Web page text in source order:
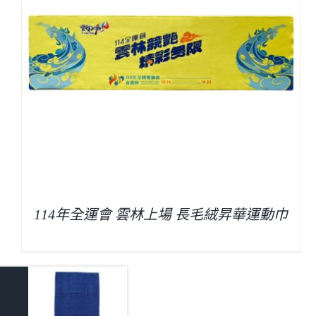
114年全運會 雲林上場 長毛絨昇華運動巾